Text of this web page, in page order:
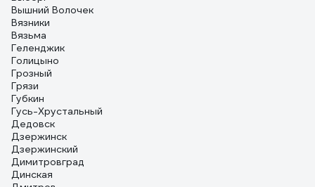
Вышний Волочек
Вязники
Вязьма
Геленджик
Голицыно
Грозный
Грязи
Губкин
Гусь-Хрустальный
Дедовск
Дзержинск
Дзержинский
Димитровград
Динская